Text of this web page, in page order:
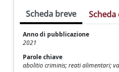
Scheda breve
Anno di pubblicazione
2021
Parole chiave
abolitio criminis; reati alimentari;